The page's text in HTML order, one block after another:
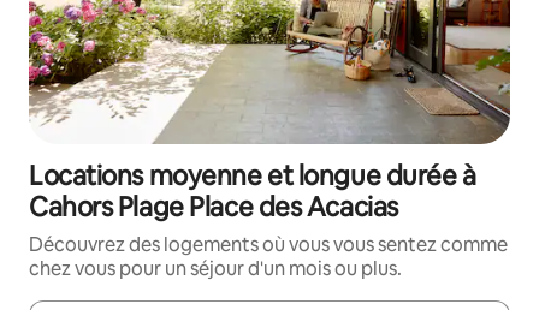
Locations moyenne et longue durée à
Cahors Plage Place des Acacias
Découvrez des logements où vous vous sentez comme
chez vous pour un séjour d'un mois ou plus.